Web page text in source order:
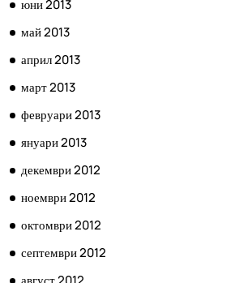
юни 2013
май 2013
април 2013
март 2013
февруари 2013
януари 2013
декември 2012
ноември 2012
октомври 2012
септември 2012